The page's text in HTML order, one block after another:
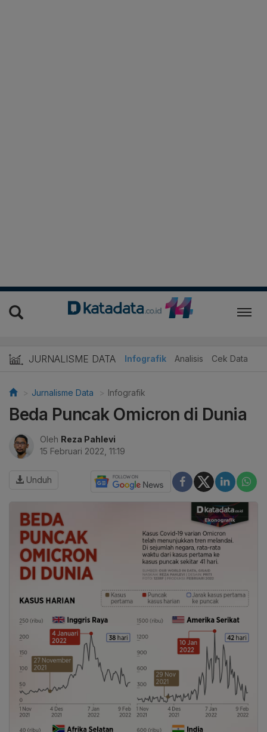
JURNALISME DATA Infografik Analisis Cek Data
Jurnalisme Data Infografik
Beda Puncak Omicron di Dunia
Oleh Reza Pahlevi
15 Februari 2022, 11:19
Unduh